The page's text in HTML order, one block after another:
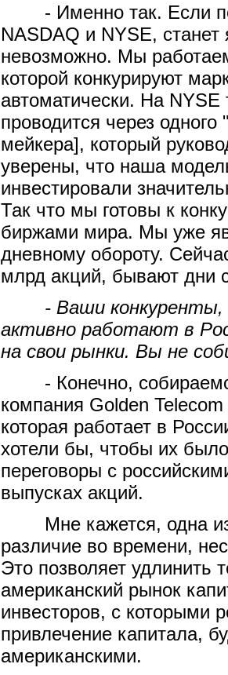
- Именно так. Если
NASDAQ и NYSE, станет
невозможно. Мы
которой конкурируют
автоматически. На NYSE
проводится через
мейкера], который
уверены, что наша
инвестировали
Так что мы готовы к
биржами мира. Мы уже
дневному обороту.
млрд акций, бывают дни
- Ваши конкуренты,
активно работают в
на свои рынки. Вы не
- Конечно,
компания Golden
которая работает в
хотели бы, чтобы их
переговоры с
выпусках акций.
Мне кажется, одна из
различие во времени,
Это позволяет удлинить
американский рынок
инвесторов, с которыми
привлечение капитала,
американскими.